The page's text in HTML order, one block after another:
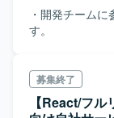
・開発チーム
す。
募集終了
【React/フ